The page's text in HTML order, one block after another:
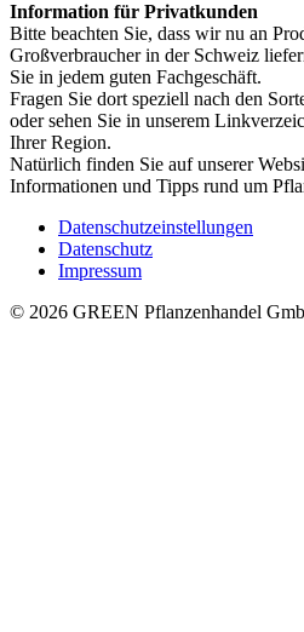
Information für Privatkunden
Bitte beachten Sie, dass wir nu an
Großverbraucher in der Schweiz
Sie in jedem guten Fachgeschäft.
Fragen Sie dort speziell nach den
oder sehen Sie in unserem
Ihrer Region.
Natürlich finden Sie auf unserer
Informationen und Tipps rund um
Datenschutzeinstellungen
Datenschutz
Impressum
© 2026 GREEN Pflanzenhandel